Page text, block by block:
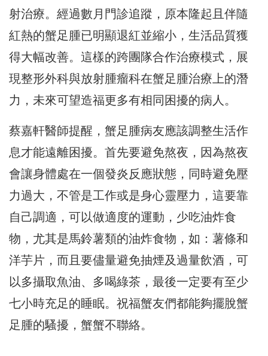
射治療。 經過數月門診追蹤， 原本隆起且伴隨
紅熱的蟹足腫已明顯退紅並縮小， 生活品質獲
得大幅改善。這樣的跨團隊合作治療模式， 展
現整形外科與放射腫瘤科在蟹足腫治療上的潛
力， 未來可望造福更多有相同困擾的病人。
蔡嘉軒醫師提醒， 蟹足腫病友應該調整生活作
息才能遠離困擾。首先要避免熬夜， 因為熬夜
會讓身體處在一個發炎反應狀態，同時避免壓
力過大， 不管是工作或是身心靈壓力，這要靠
自己調適，可以做適度的運動， 少吃油炸食
物，尤其是馬鈴薯類的油炸食物，如：薯條和
洋芋片， 而且要儘量避免抽煙及過量飲酒，可
以多攝取魚油、多喝綠茶， 最後一定要有至少
七小時充足的睡眠。 祝福蟹友們都能夠擺脫蟹
足腫的騷擾，蟹蟹不聯絡。